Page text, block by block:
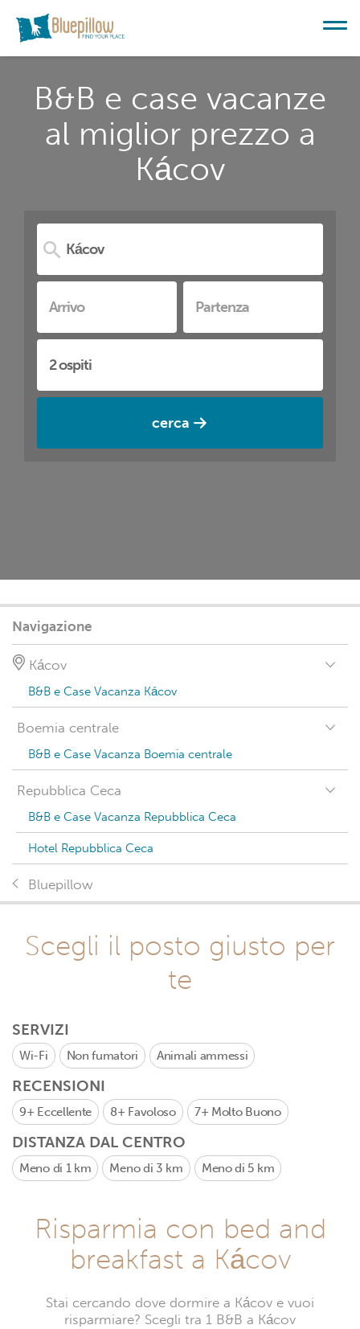
B&B e case vacanze
al miglior prezzo a
Kácov
cerca
Navigazione
Kácov
B&B e Case Vacanza Kácov
Boemia centrale
B&B e Case Vacanza Boemia centrale
Repubblica Ceca
B&B e Case Vacanza Repubblica Ceca
Hotel Repubblica Ceca
Bluepillow
Scegli il posto giusto per
te
SERVIZI
Wi-Fi Non fumatori Animali ammessi
RECENSIONI
9+ Eccellente 8+ Favoloso 7+ Molto Buono
DISTANZA DAL CENTRO
Meno di 1 km Meno di 3 km Meno di 5 km
Risparmia con bed and
breakfast a Kácov
Stai cercando dove dormire a Kácov e vuoi
risparmiare? Scegli tra 1 B&B a Kácov